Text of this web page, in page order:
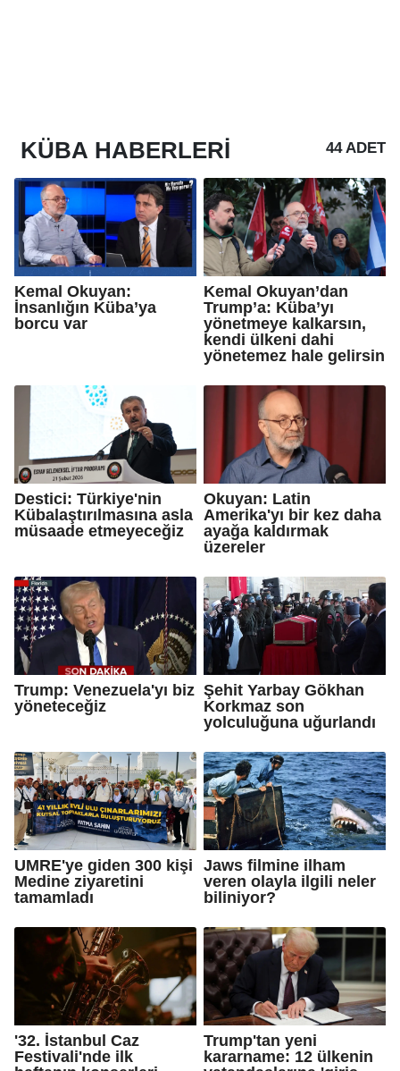
KÜBA HABERLERI 44 ADET
Kemal Okuyan:
İnsanlığın Küba’ya
borcu var
Kemal Okuyan’dan
Trump’a: Küba’yı
yönetmeye kalkarsın,
kendi ülkeni dahi
yönetemez hale gelirsin
Destici: Türkiye'nin
Kübalaştırılmasına asla
müsaade etmeyeceğiz
Okuyan: Latin
Amerika'yı bir kez daha
ayağa kaldırmak
üzereler
Trump: Venezuela'yı biz
yöneteceğiz
Şehit Yarbay Gökhan
Korkmaz son
yolculuğuna uğurlandı
UMRE'ye giden 300 kişi
Medine ziyaretini
tamamladı
Jaws filmine ilham
veren olayla ilgili neler
biliniyor?
'32. İstanbul Caz
Festivali'nde ilk
Trump'tan yeni
kararname: 12 ülkenin